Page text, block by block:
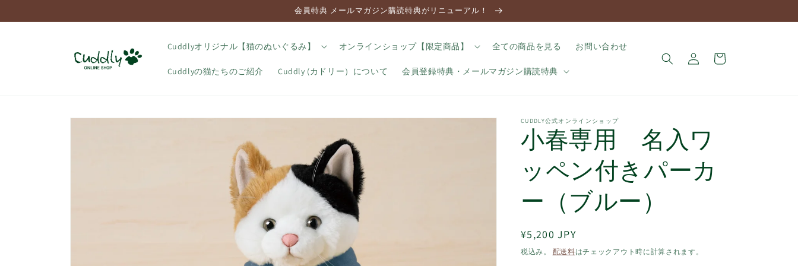
進む
会員特典 メールマガジン購読特典がリニューアル！
Cuddlyオリジナル【猫のぬいぐるみ】 オンラインショップ【限定商品】 全ての商品を見る お問い合わせ
Cuddlyの猫たちのご紹介 Cuddly (カドリー）について 会員登録特典・メールマガジン購読特典
グ
イ
ー
商品情
CUDDLY公式オンラインショップ
小春専用 名入ワ
ッペン付きパーカ
ー（ブルー）
通
常
¥5,200 JPY
税込み。 配送料はチェックアウト時に計算されます。